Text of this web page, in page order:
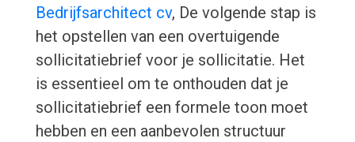
Bedrijfsarchitect cv, De volgende stap is
het opstellen van een overtuigende
sollicitatiebrief voor je sollicitatie. Het
is essentieel om te onthouden dat je
sollicitatiebrief een formele toon moet
hebben en een aanbevolen structuur